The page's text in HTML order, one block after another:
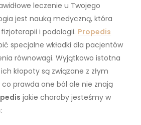
leczenie u Twojego
jest nauką medyczną, która
i podologii. Propedis
specjalne wkładki dla pacjentów
równowagi. Wyjątkowo istotna
kłopoty są związane z złym
prawda one ból ale nie znają
jakie choroby jesteśmy w